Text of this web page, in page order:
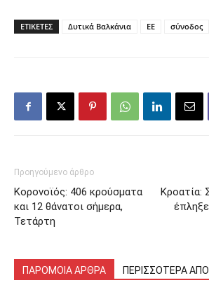
ΕΤΙΚΕΤΕΣ Δυτικά Βαλκάνια ΕΕ σύνοδος
Προηγούμενο άρθρο
Κορονοϊός: 406 κρούσματα
και 12 θάνατοι σήμερα,
Τετάρτη
Κροατία:
ΠΑΡΟΜΟΙΑ ΑΡΘΡΑ ΠΕΡΙΣΣΟΤΕΡΑ